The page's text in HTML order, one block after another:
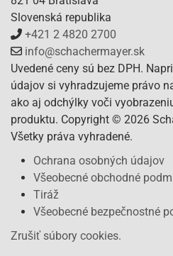
Slovenská republika
+421 2 4820 2700
info@schachermayer.sk
Uvedené ceny sú bez DPH.
údajov si vyhradzujeme právo
ako aj odchýlky voči
produktu. Copyright © 2026
Všetky práva vyhradené.
Ochrana osobných údajov
Všeobecné obchodné
Tiráž
Všeobecné bezpečnostné
Zrušiť súbory cookies.